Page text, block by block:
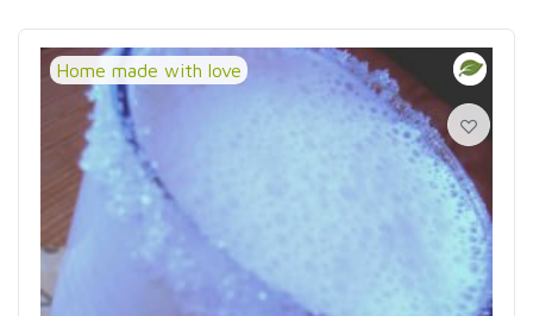
Home made with love